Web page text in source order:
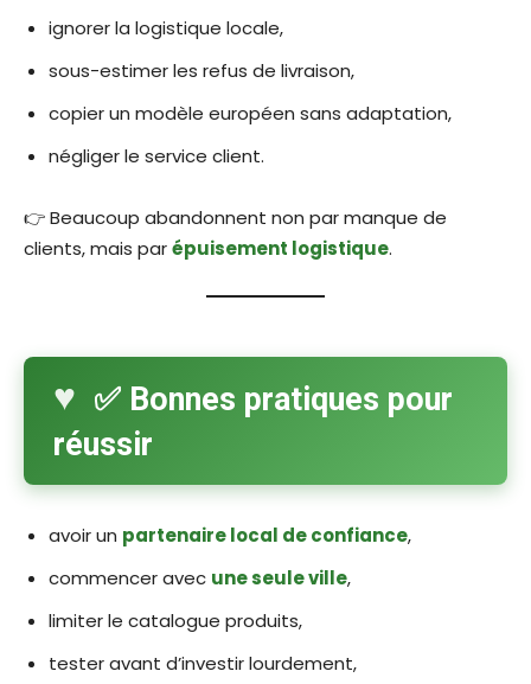
ignorer la logistique locale,
sous-estimer les refus de livraison,
copier un modèle européen sans adaptation,
négliger le service client.
👉 Beaucoup abandonnent non par manque de
clients, mais parépuisement logistique.
✅ Bonnes pratiques pour
réussir
avoir un partenaire local de confiance,
commencer avec une seule ville,
limiter le catalogue produits,
tester avant d’investir lourdement,